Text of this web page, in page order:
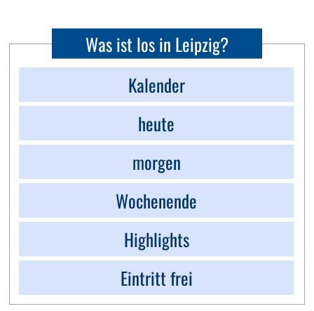
Was ist los in Leipzig?
Kalender
heute
morgen
Wochenende
Highlights
Eintritt frei